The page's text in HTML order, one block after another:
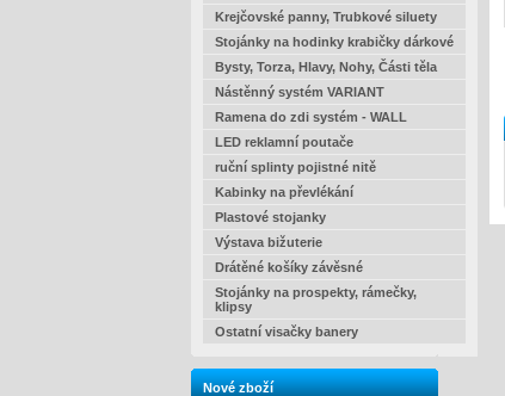
Krejčovské panny, Trubkové siluety
Stojánky na hodinky krabičky dárkové
Bysty, Torza, Hlavy, Nohy, Části těla
Nástěnný systém VARIANT
Ramena do zdi systém - WALL
LED reklamní poutače
ruční splinty pojistné nitě
Kabinky na převlékání
Plastové stojanky
Výstava bižuterie
Drátěné košíky závěsné
Stojánky na prospekty, rámečky,
klipsy
Ostatní visačky banery
Nové zboží